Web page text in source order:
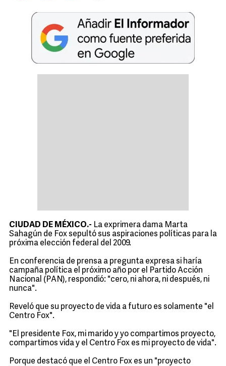
CIUDAD DE MÉXICO.- La exprimera dama Marta
Sahagún de Fox sepultó sus aspiraciones políticas para la
próxima elección federal del 2009.
En conferencia de prensa a pregunta expresa si haría
campaña política el próximo año por el Partido Acción
Nacional (PAN), respondió: "cero, ni ahora, ni después, ni
nunca".
Reveló que su proyecto de vida a futuro es solamente "el
Centro Fox".
"El presidente Fox, mi marido y yo compartimos proyecto,
compartimos vida y el Centro Fox es mi proyecto de vida".
Porque destacó que el Centro Fox es un "proyecto